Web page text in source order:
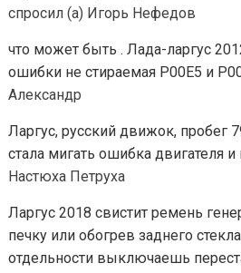
спросил (а) Игорь Нефедов
что может быть . Лада-ларгус
ошибки не стираемая Р00Е5 и
Александр
Ларгус, русский движок, пробег
стала мигать ошибка двигателя и
Настюха Петруха
Ларгус 2018 свистит ремень
печку или обогрев заднего
отдельности выключаешь